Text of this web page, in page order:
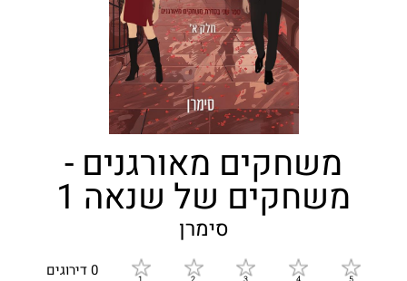
משחקים מאורגנים -
משחקים של שנאה 1
סימרן
0 דירוגים